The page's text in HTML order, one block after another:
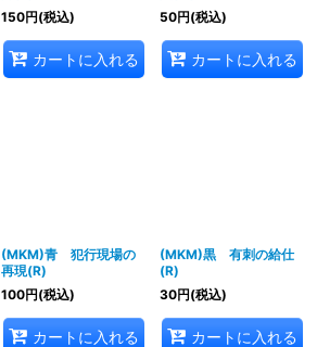
150円(税込)
カートに入れる
50円(税込)
カートに入れる
(MKM)青 犯行現場の
再現(R)
100円(税込)
カートに入れる
(MKM)黒 有刺の給仕
(R)
30円(税込)
カートに入れる